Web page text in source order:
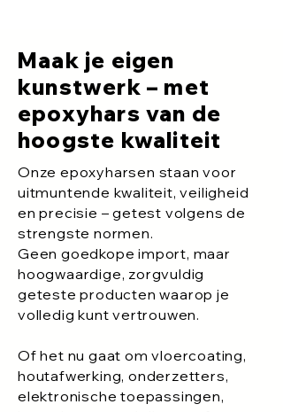
Maak je eigen
kunstwerk – met
epoxyhars van de
hoogste kwaliteit
Onze epoxyharsen staan voor
uitmuntende kwaliteit, veiligheid
en precisie – getest volgens de
strengste normen.
Geen goedkope import, maar
hoogwaardige, zorgvuldig
geteste producten waarop je
volledig kunt vertrouwen.
Of het nu gaat om vloercoating,
houtafwerking, onderzetters,
elektronische toepassingen,